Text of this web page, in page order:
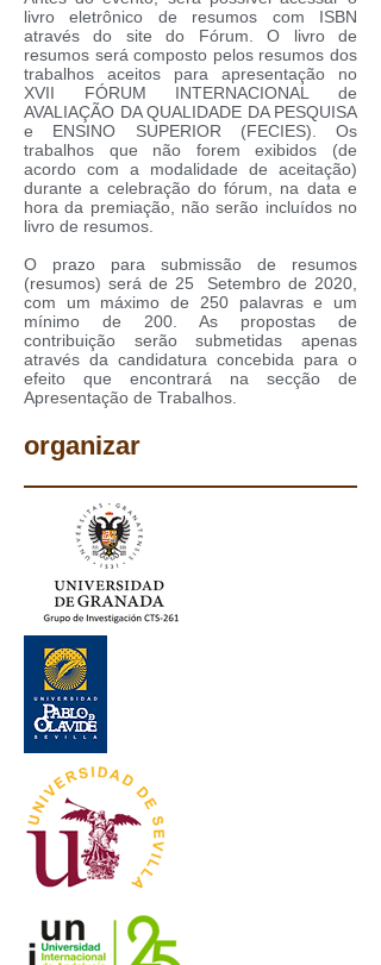
livro eletrônico de resumos com ISBN
através do site do Fórum. O livro de
resumos será composto pelos resumos dos
trabalhos aceitos para apresentação no
XVII FÓRUM INTERNACIONAL de
AVALIAÇÃO DA QUALIDADE DA PESQUISA
e ENSINO SUPERIOR (FECIES). Os
trabalhos que não forem exibidos (de
acordo com a modalidade de aceitação)
durante a celebração do fórum, na data e
hora da premiação, não serão incluídos no
livro de resumos.
O prazo para submissão de resumos
(resumos) será de 25 Setembro de 2020,
com um máximo de 250 palavras e um
mínimo de 200. As propostas de
contribuição serão submetidas apenas
através da candidatura concebida para o
efeito que encontrará na secção de
Apresentação de Trabalhos.
organizar